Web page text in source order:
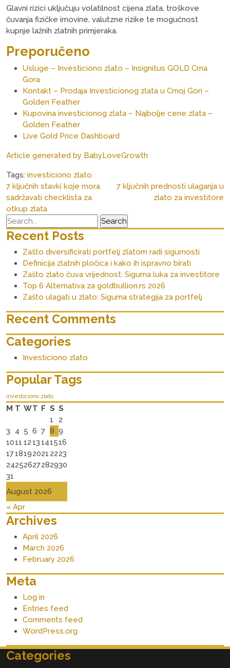
Glavni rizici uključuju volatilnost cijena zlata, troškove
čuvanja fizičke imovine, valutzne rizike te mogućnost
kupnje lažnih zlatnih primjeraka.
Preporučeno
Usluge – Investiciono zlato – Insignitus GOLD Crna
Gora
Kontakt – Prodaja Investicionog zlata u Crnoj Gori –
Golden Feather
Kupovina investicionog zlata – Najbolje cene zlata –
Golden Feather
Live Gold Price Dashboard
Article generated by BabyLoveGrowth
Tags: investiciono zlato
Post
navigation
7 ključnih stavki koje mora
sadržavati checklista za
otkup zlata
7 ključnih prednosti ulaganja u
zlato za investitore
Recent Posts
Zašto diversificirati portfelj zlatom radi sigurnosti
Definicija zlatnih pločica i kako ih ispravno birati
Zašto zlato čuva vrijednost: Sigurna luka za investitore
Top 6 Alternativa za goldbullion.rs 2026
Zašto ulagati u zlato: Sigurna strategija za portfelj
Recent Comments
Categories
Investiciono zlato
Popular Tags
investiciono zlato
August 2026
M T WT F S S
1
2
3
4 5 6 7 8 9
1011 1213141516
1718192021 2223
24252627282930
31
« Apr
Archives
April 2026
March 2026
February 2026
Meta
Log in
Entries feed
Comments feed
WordPress.org
Categories